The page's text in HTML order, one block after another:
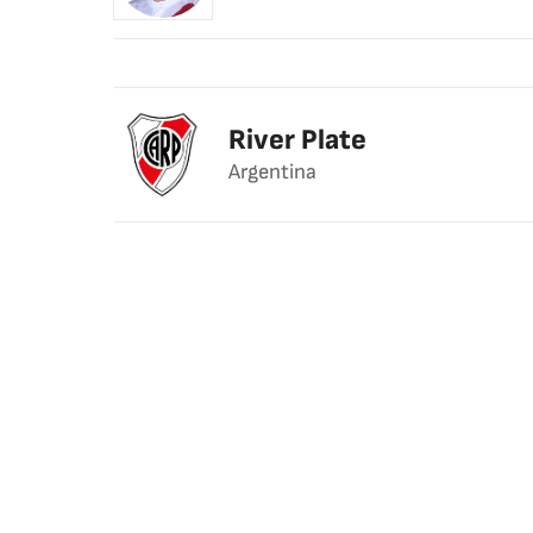
River Plate
Argentina